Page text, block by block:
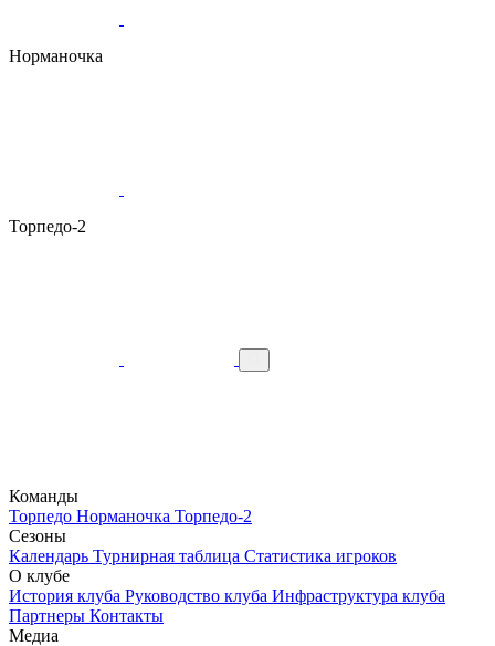
Норманочка
Торпедо-2
Команды
Торпедо Норманочка Торпедо-2
Сезоны
Календарь Турнирная таблица Статистика игроков
О клубе
История клуба Руководство клуба Инфраструктура клуба
Партнеры Контакты
Медиа